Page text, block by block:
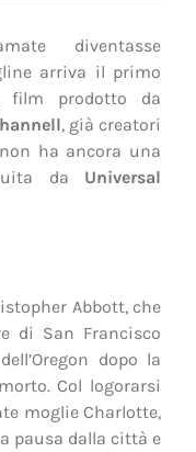
diventasse
arriva il primo
film prodotto da
, già creatori
ha ancora una
da Universal
Abbott, che
di San Francisco
dopo la
Col logorarsi
moglie Charlotte,
pausa dalla città e